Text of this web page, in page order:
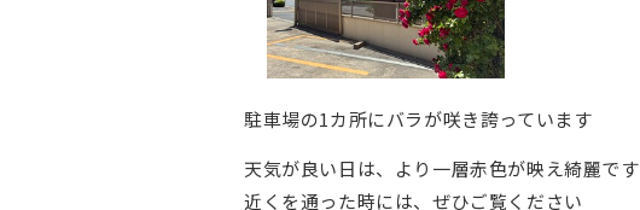
駐車場の1カ所にバラが咲き誇っています
天気が良い日は、より一層赤色が映え綺麗です
近くを通った時には、ぜひご覧ください